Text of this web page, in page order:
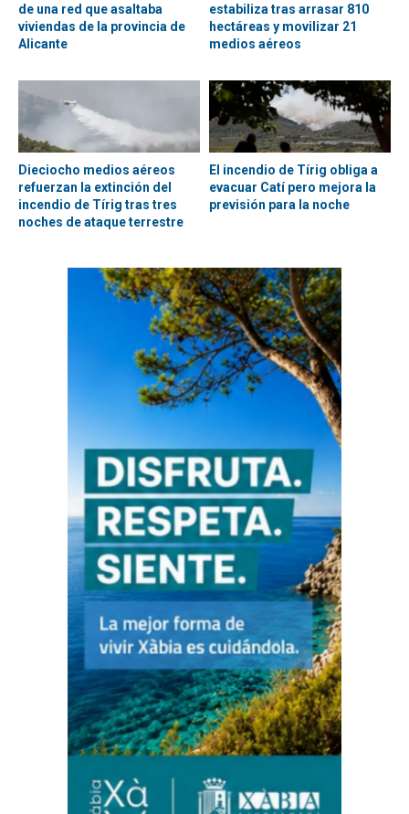
de una red que asaltaba
viviendas de la provincia de
Alicante
estabiliza tras arrasar 810
hectáreas y movilizar 21
medios aéreos
Dieciocho medios aéreos
refuerzan la extinción del
incendio de Tírig tras tres
noches de ataque terrestre
El incendio de Tírig obliga a
evacuar Catí pero mejora la
previsión para la noche